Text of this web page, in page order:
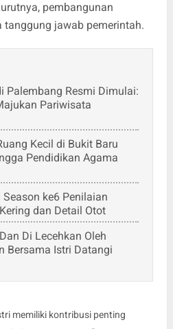
pembangunan
jawab pemerintah.
Palembang Resmi Dimulai:
Pariwisata
Kecil di Bukit Baru
Pendidikan Agama
ke6 Penilaian
dan Detail Otot
Di Lecehkan Oleh
Bersama Istri Datangi
memiliki kontribusi penting